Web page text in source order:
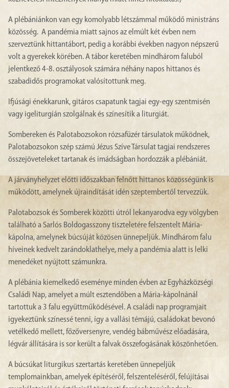
A plébániánkon van egy komolyabb létszámmal működő ministráns
közösség. A pandémia miatt sajnos az elmúlt két évben nem
szerveztünk hittantábort, pedig a korábbi években nagyon népszerű
volt a gyerekek körében. A tábor keretében mindhárom faluból
jelentkező 4-8. osztályosok számára néhány napos hittanos és
szabadidős programokat valósítottunk meg.
Ifjúsági énekkarunk, gitáros csapatunk tagjai egy-egy szentmisén
vagy igeliturgián szolgálnak és színesítik a liturgiát.
Sombereken és Palotabozsokon rózsafüzér társulatok működnek,
Palotabozsokon szép számú Jézus Szíve Társulat tagjai rendszeres
összejöveteleket tartanak és imádságban hordozzák a plébániát.
A járványhelyzet előtti időszakban felnőtt hittanos közösségünk is
működött, amelynek újraindítását idén szeptembertől tervezzük.
Palotabozsok és Somberek közötti útról lekanyarodva egy völgyben
található a Sarlós Boldogasszony tiszteletére felszentelt Mária-
kápolna, amelynek búcsúját közösen ünnepeljük. Mindhárom falu
híveinek kedvelt zarándoklathelye, mely a pandémia alatt is lelki
menedéket nyújtott számunkra.
A plébánia kiemelkedő eseménye minden évben az Egyházközségi
Családi Nap, amelyet a múlt esztendőben a Mária-kápolnánál
tartottuk a 3 falu együttműködésével. A családi nap programjait
igyekeztünk színessé tenni, így a vallási témájú, családokat bevonó
vetélkedő mellett, főzőversenyre, vendég bábművész előadására,
légvár állítására is sor került a falvak összefogásának köszönhetően.
A búcsúkat liturgikus szertartás keretében ünnepeljük
templomainkban, amelyek építéséről, felszenteléséről, felújításai